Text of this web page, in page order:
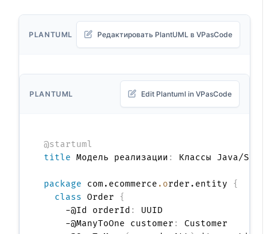
PLANTUML Редактировать PlantUML в VPasCode
PLANTUML Edit Plantuml in VPasCode
@startuml
title Модель реализации : Классы Java/
package com.ecommerce .order.entity {
class Order {
    -@Id orderId
:
UUID
    -@ManyToOne customer
:
Customer